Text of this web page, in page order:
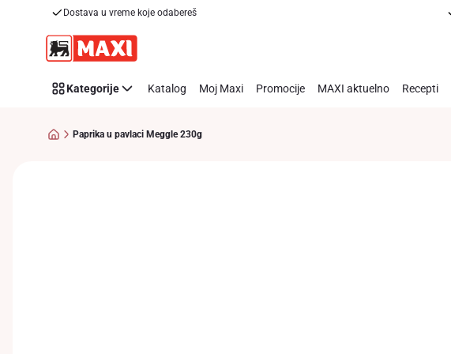
Dostava u vreme koje odabereš
Kategorije Katalog Moj Maxi Promocije MAXI aktuelno Recepti
Paprika u pavlaci Meggle 230g